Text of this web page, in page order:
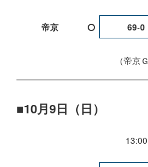
帝京 69-0
帝京Ｇ
10月9日（日）
13:00